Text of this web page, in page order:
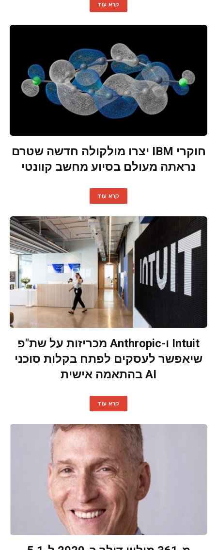
קרא עוד
חוקרי IBM יצרו מולקולה חדשה שטרם
נראתה מעולם בסיוע מחשב קוונטי
קרא עוד
Intuit ו-Anthropic מכריזות על שת"פ
שיאפשר לעסקים לפתח בקלות סוכני
AI בהתאמה אישית
קרא עוד